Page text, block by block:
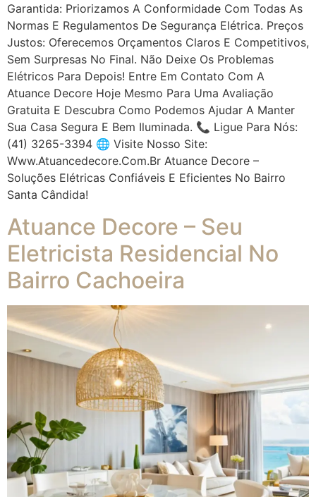
Garantida: Priorizamos A Conformidade Com Todas As
Normas E Regulamentos De Segurança Elétrica. Preços
Justos: Oferecemos Orçamentos Claros E Competitivos,
Sem Surpresas No Final. Não Deixe Os Problemas
Elétricos Para Depois! Entre Em Contato Com A
Atuance Decore Hoje Mesmo Para Uma Avaliação
Gratuita E Descubra Como Podemos Ajudar A Manter
Sua Casa Segura E Bem Iluminada. 📞 Ligue Para Nós:
(41) 3265-3394 🌐 Visite Nosso Site:
Www.atuancedecore.com.br Atuance Decore –
Soluções Elétricas Confiáveis E Eficientes No Bairro
Santa Cândida!
Atuance Decore – Seu
Eletricista Residencial No
Bairro Cachoeira